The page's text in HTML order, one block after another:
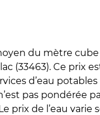
du mètre cube
(33463). Ce prix
d’eau
pas pondérée
prix de l’eau varie